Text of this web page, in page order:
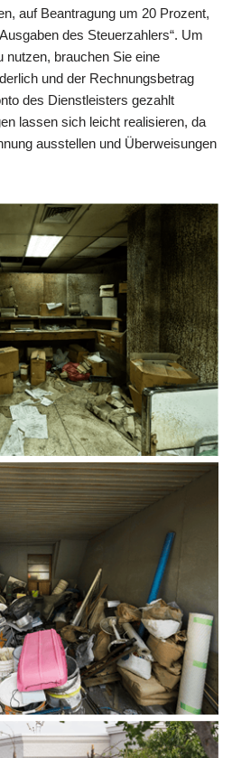
auf Beantragung um 20 Prozent,
des Steuerzahlers“. Um
nutzen, brauchen Sie eine
und der Rechnungsbetrag
des Dienstleisters gezahlt
lassen sich leicht realisieren, da
ausstellen und Überweisungen